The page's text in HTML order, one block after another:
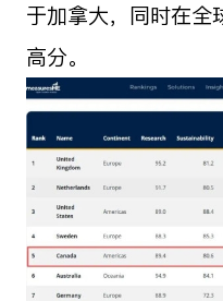
于加拿大，同时在全
高分。